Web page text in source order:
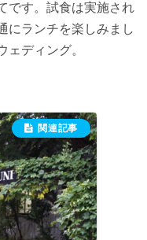
です。試食は実施され
にランチを楽しみまし
ェディング。